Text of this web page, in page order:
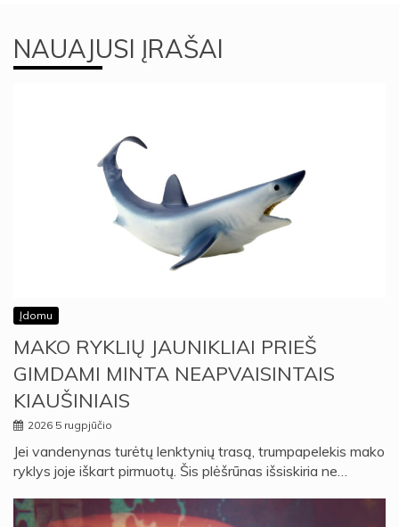
NAUAJUSI ĮRAŠAI
Įdomu
MAKO RYKLIŲ JAUNIKLIAI PRIEŠ
GIMDAMI MINTA NEAPVAISINTAIS
KIAUŠINIAIS
2026 5 rugpjūčio
Jei vandenynas turėtų lenktynių trasą, trumpapelekis mako
ryklys joje iškart pirmuotų. Šis plėšrūnas išsiskiria ne…